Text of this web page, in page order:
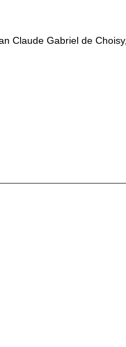
Claude Gabriel de Choisy,